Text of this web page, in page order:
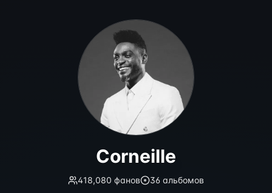
Corneille
418,080 фанов 36 альбомов